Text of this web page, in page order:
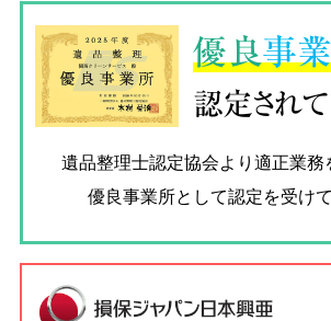
優良事
認定され
遺品整理士認定協会より適正業務
優良事業所として認定を受けて